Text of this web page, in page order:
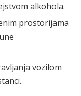
alkohola.
prostorijama
vozilom